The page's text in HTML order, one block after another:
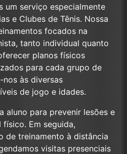
um serviço especialmente
e Clubes de Tênis. Nossa
focados na
tanto individual quanto
planos físicos
para cada grupo de
às diversas
de jogo e idades.
aluno para prevenir lesões e
Em seguida,
de treinamento à distância
visitas presenciais